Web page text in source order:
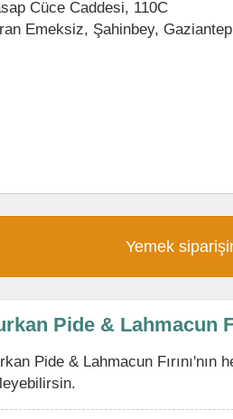
Cüce Caddesi, 110C
Emeksiz, Şahinbey, Gaziantep
Yemek
Pide & Lahmacun
Pide & Lahmacun